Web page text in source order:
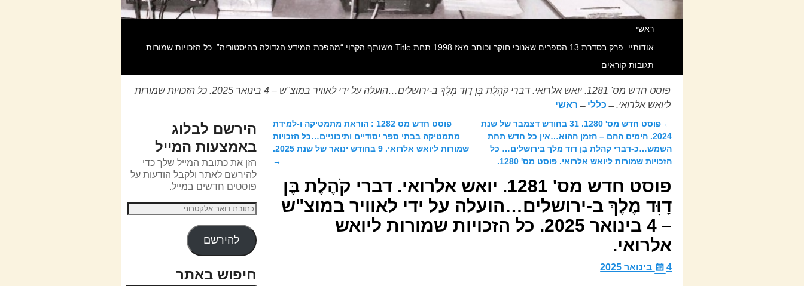
ראשי
אודותיי. פרק בסדרת 13 הספרים שאנוכי חוקר וכותב מאז 1998 תחת Title משותף הקרוי “מהפכת המידע הגדולה בהיסטוריה”. כל הזכויות שמורות.
תגובות קוראים
פוסט חדש מס' 1281. יואש אלרואי. דברי קֹהֶלֶת בֶּן דָוִּד מֶלֶךְ ב-ירושלים…הועלה על ידי לאוויר במוצ"ש – 4 בינואר 2025. כל הזכויות שמורות
ליואש אלרואי. ← כללי ← ראשי
ניווט בפוסטים
←
פוסט חדש מס' 1280. 31 בחודש דצמבר של שנת
2024. הימים ההם – הזמן ההוא…אין כל חדש תחת
השמש…כ-דברי קֹהֶלֶת בִן דוד מלך בירושלים… כל
הזכויות שמורות ליואש אלרואי. פוסט מס' 1280.
פוסט חדש מס 1282 : הוראת מתמטיקה ו-למידת
מתמטיקה בבתי ספר יסודיים ותיכוניים…כל הזכויות
שמורות ליואש אלרואי. 9 בחודש ינואר של שנת 2025.
→
פוסט חדש מס' 1281. יואש אלרואי. דברי קֹהֶלֶת בֶּן
דָוִּד מֶלֶךְ ב-ירושלים…הועלה על ידי לאוויר במוצ"ש
– 4 בינואר 2025. כל הזכויות שמורות ליואש
אלרואי.
4 בינואר 2025
הירשם לבלוג
באמצעות המייל
הזן את כתובת המייל שלך כדי
להירשם לאתר ולקבל הודעות על
פוסטים חדשים במייל.
להירשם
חיפוש באתר